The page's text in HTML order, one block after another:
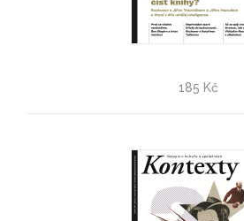
Kontexty 3/2026
185 Kč